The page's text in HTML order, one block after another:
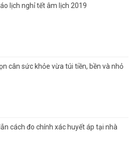
lịch nghỉ tết âm lịch 2019
cân sức khỏe vừa túi tiền, bền và nhỏ
cách đo chính xác huyết áp tại nhà